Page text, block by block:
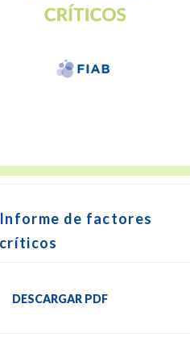
Informe de factores
críticos
DESCARGAR PDF